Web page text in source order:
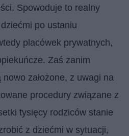
Spowoduje to realny
po ustaniu
placówek prywatnych,
Zaś zanim
nowo założone, z uwagi na
procedury związane z
tysięcy rodziców stanie
z dziećmi w sytuacji,